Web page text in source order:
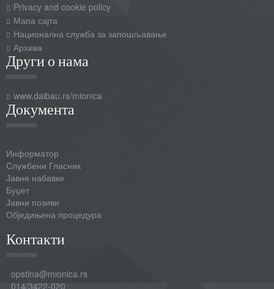
Privacy and cookie policy
Мапа сајта
Национална служба за запошљавање
Архива
Други о нама
www.daibau.rs/mionica
Документа
Информатор
Службени Гласник
Јавне набавке
Буџет
Јавни позиви
Обједињена процедура
Контакти
opstina@mionica.rs
014/3422-020